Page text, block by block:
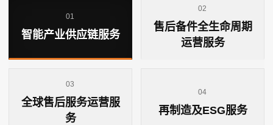
01
智能产业供应链服务
02
售后备件全生命周期
运营服务
03
全球售后服务运营服
务
04
再制造及ESG服务